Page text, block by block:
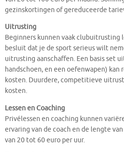
gezinskortingen of gereduceerde
Uitrusting
Beginners kunnen vaak clubuitrusting
besluit dat je de sport serieus wilt
uitrusting aanschaffen. Een basis set
handschoen, en een oefenwapen) kan
kosten. Duurdere, competitieve
kosten.
Lessen en Coaching
Privélessen en coaching kunnen
ervaring van de coach en de lengte
van 20 tot 60 euro per uur.